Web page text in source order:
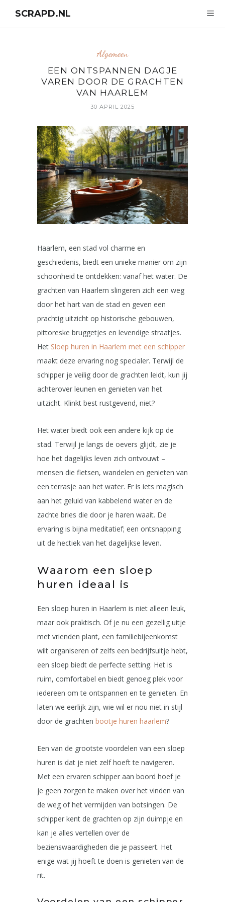
SCRAPD.NL
Algemeen
EEN ONTSPANNEN DAGJE
VAREN DOOR DE GRACHTEN
VAN HAARLEM
30 APRIL 2025
Haarlem, een stad vol charme en
geschiedenis, biedt een unieke manier om zijn
schoonheid te ontdekken: vanaf het water. De
grachten van Haarlem slingeren zich een weg
door het hart van de stad en geven een
prachtig uitzicht op historische gebouwen,
pittoreske bruggetjes en levendige straatjes.
Het Sloep huren in Haarlem met een schipper
maakt deze ervaring nog specialer. Terwijl de
schipper je veilig door de grachten leidt, kun jij
achterover leunen en genieten van het
uitzicht. Klinkt best rustgevend, niet?
Het water biedt ook een andere kijk op de
stad. Terwijl je langs de oevers glijdt, zie je
hoe het dagelijks leven zich ontvouwt –
mensen die fietsen, wandelen en genieten van
een terrasje aan het water. Er is iets magisch
aan het geluid van kabbelend water en de
zachte bries die door je haren waait. De
ervaring is bijna meditatief; een ontsnapping
uit de hectiek van het dagelijkse leven.
Waarom een sloep
huren ideaal is
Een sloep huren in Haarlem is niet alleen leuk,
maar ook praktisch. Of je nu een gezellig uitje
met vrienden plant, een familiebijeenkomst
wilt organiseren of zelfs een bedrijfsuitje hebt,
een sloep biedt de perfecte setting. Het is
ruim, comfortabel en biedt genoeg plek voor
iedereen om te ontspannen en te genieten. En
laten we eerlijk zijn, wie wil er nou niet in stijl
door de grachten bootje huren haarlem?
Een van de grootste voordelen van een sloep
huren is dat je niet zelf hoeft te navigeren.
Met een ervaren schipper aan boord hoef je
je geen zorgen te maken over het vinden van
de weg of het vermijden van botsingen. De
schipper kent de grachten op zijn duimpje en
kan je alles vertellen over de
bezienswaardigheden die je passeert. Het
enige wat jij hoeft te doen is genieten van de
rit.